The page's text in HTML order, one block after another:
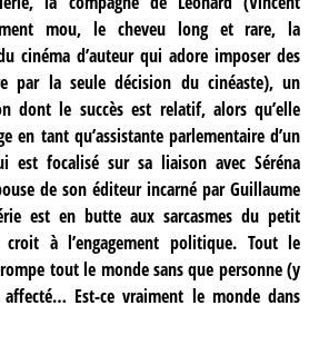
mou, le cheveu long et rare, la
cinéma d’auteur qui adore imposer des
par la seule décision du cinéaste), un
dont le succès est relatif, alors qu’elle
en tant qu’assistante parlementaire d’un
est focalisé sur sa liaison avec Séréna
de son éditeur incarné par Guillaume
est en butte aux sarcasmes du petit
croit à l’engagement politique. Tout le
tout le monde sans que personne (y
Est-ce vraiment le monde dans